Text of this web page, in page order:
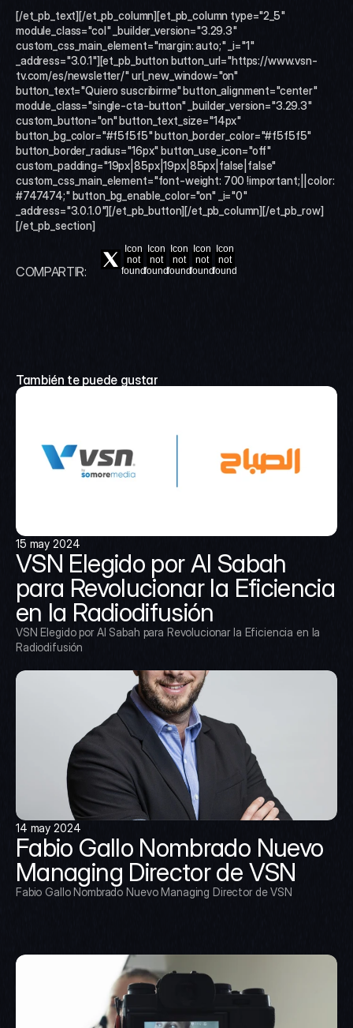
[/et_pb_text][/et_pb_column][et_pb_column type="2_5"
module_class="col" _builder_version="3.29.3"
custom_css_main_element="margin: auto;" _i="1"
_address="3.0.1"][et_pb_button button_url="https://www.vsn-
tv.com/es/newsletter/" url_new_window="on"
button_text="Quiero suscribirme" button_alignment="center"
module_class="single-cta-button" _builder_version="3.29.3"
custom_button="on" button_text_size="14px"
button_bg_color="#f5f5f5" button_border_color="#f5f5f5"
button_border_radius="16px" button_use_icon="off"
custom_padding="19px|85px|19px|85px|false|false"
custom_css_main_element="font-weight: 700 !important;||color:
#747474;" button_bg_enable_color="on" _i="0"
_address="3.0.1.0"][/et_pb_button][/et_pb_column][/et_pb_row]
[/et_pb_section]
COMPARTIR:
Icon
not
found
Icon
not
found
Icon
not
found
Icon
not
found
Icon
not
found
También te puede gustar
15 may 2024
VSN Elegido por Al Sabah
para Revolucionar la Eficiencia
en la Radiodifusión
VSN Elegido por Al Sabah para Revolucionar la Eficiencia en la
Radiodifusión
14 may 2024
Fabio Gallo Nombrado Nuevo
Managing Director de VSN
Fabio Gallo Nombrado Nuevo Managing Director de VSN